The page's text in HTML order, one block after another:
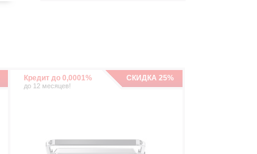
Кредит до 0,0001%
до 12 месяцев!
СКИДКА 25%